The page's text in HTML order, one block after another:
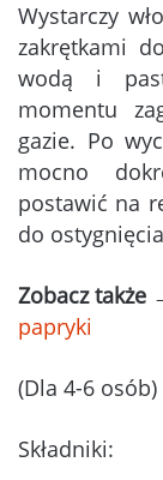
Wystarczy
zakrętkami
wodą i
momentu
gazie. Po
mocno
postawić na
do
Zobacz także
papryki
(Dla 4-6 osób)
Składniki: